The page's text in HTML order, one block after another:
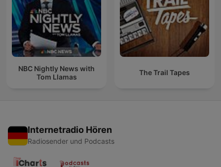
NBC Nightly News with
Tom Llamas
The Trail Tapes
Internetradio Hören
Radiosender und Podcasts